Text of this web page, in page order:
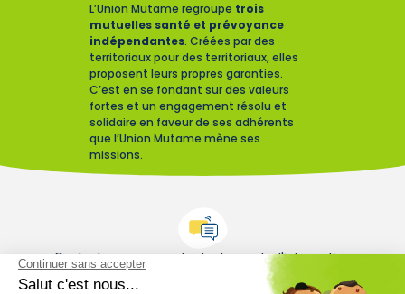
L’Union Mutame regroupe trois
mutuelles santé et prévoyance
indépendantes. Créées par des
territoriaux pour des territoriaux, elles
proposent leurs propres garanties.
C’est en se fondant sur des valeurs
fortes et un engagement résolu et
solidaire en faveur de ses adhérents
que l’Union Mutame mène ses
missions.
Contactez-nous pour toute demande d'information